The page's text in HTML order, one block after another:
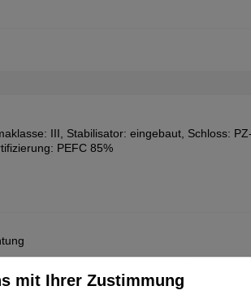
III, Stabilisator: eingebaut, Schloss:
PEFC 85%
mit Ihrer Zustimmung